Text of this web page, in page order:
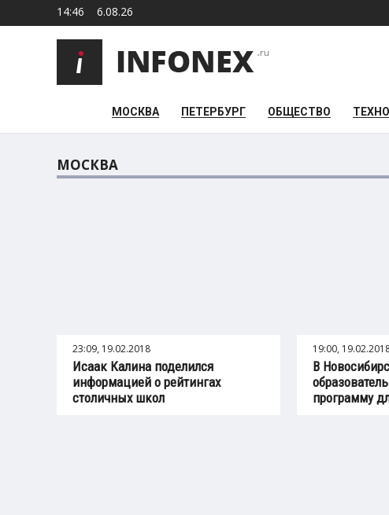
14:46 6.08.26
МОСКВА ПЕТЕРБУРГ ОБЩЕСТВО
МОСКВА
23:09, 19.02.2018
Исаак Калина поделился
информацией о рейтингах
столичных школ
19:00,
В
программу